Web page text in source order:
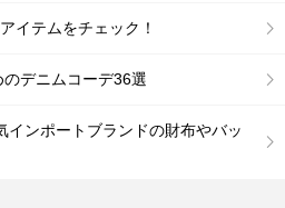
イテムをチェック！
のデニムコーデ36選
インポートブランドの財布やバッ